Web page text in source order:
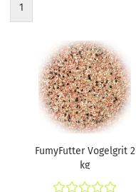
1
FumyFutter Vogelgrit 2
kg